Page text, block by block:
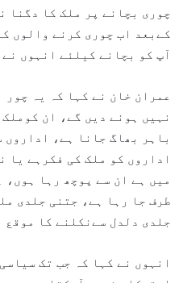
چوری بچانے پر ملک کا دگنا
کےبعد اب چوری کرنے والوں
آپ کو بچانے کیلئے انہوں
عمران خان نے کہا کہ یہ چور
نہیں ہونے دیں گے، ان
باہر بھاگ جانا ہے،
اداروں کو ملک کی فکرہے یا
میں ہے ان سے پوچھ رہا
طرف جا رہا ہے، جتنی جلدی
جلدی دلدل سےنکلنے کا موقع
انہوں نے کہا کہ جب تک